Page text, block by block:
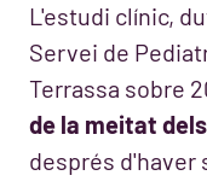
L'estudi clínic,
Servei de
Terrassa sobre
de la meitat
després d'haver